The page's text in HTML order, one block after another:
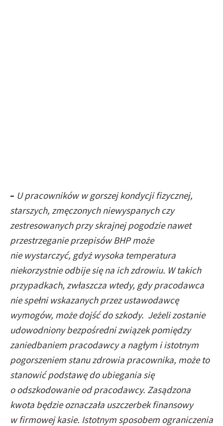
– U pracowników w gorszej kondycji fizycznej,
starszych, zmęczonych niewyspanych czy
zestresowanych przy skrajnej pogodzie nawet
przestrzeganie przepisów BHP może
nie wystarczyć, gdyż wysoka temperatura
niekorzystnie odbije się na ich zdrowiu. W takich
przypadkach, zwłaszcza wtedy, gdy pracodawca
nie spełni wskazanych przez ustawodawcę
wymogów, może dojść do szkody. Jeżeli zostanie
udowodniony bezpośredni związek pomiędzy
zaniedbaniem pracodawcy a nagłym i istotnym
pogorszeniem stanu zdrowia pracownika, może to
stanowić podstawę do ubiegania się
o odszkodowanie od pracodawcy. Zasądzona
kwota będzie oznaczała uszczerbek finansowy
w firmowej kasie. Istotnym sposobem ograniczenia